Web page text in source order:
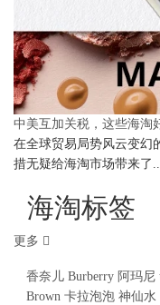
中美互加关税，这些海淘
在全球贸易局势风云变幻
措无疑给海淘市场带来了..
海淘标签
更多
香奈儿 Burberry 阿玛尼
Brown 卡拉泡泡 神仙水